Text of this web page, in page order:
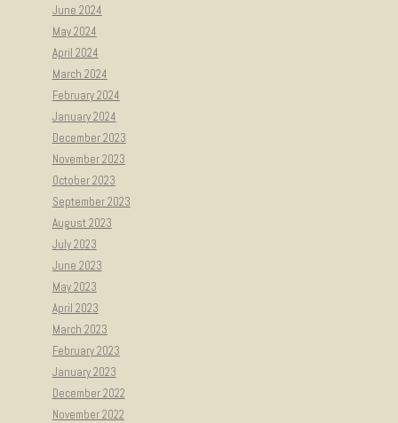
June 2024
May 2024
April 2024
March 2024
February 2024
January 2024
December 2023
November 2023
October 2023
September 2023
August 2023
July 2023
June 2023
May 2023
April 2023
March 2023
February 2023
January 2023
December 2022
November 2022